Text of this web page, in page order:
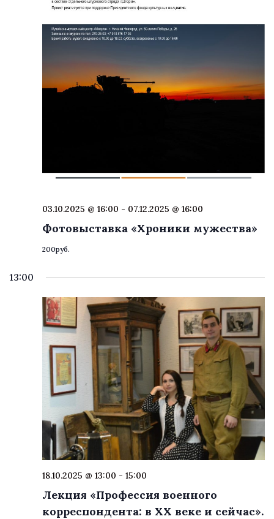
03.10.2025 @ 16:00 - 07.12.2025 @ 16:00
Фотовыставка «Хроники мужества»
200руб.
13:00
18.10.2025 @ 13:00 - 15:00
Лекция «Профессия военного
корреспондента: в ХХ веке и сейчас».